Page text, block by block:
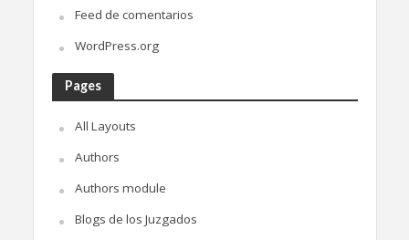
Feed de comentarios
WordPress.org
Pages
All Layouts
Authors
Authors module
Blogs de los Juzgados